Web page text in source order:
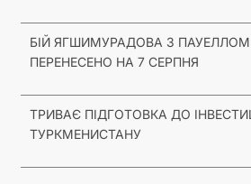
БІЙ ЯГШИМУРАДОВА З ПАУЕЛЛОМ
ПЕРЕНЕСЕНО НА 7 СЕРПНЯ
ТРИВАЄ ПІДГОТОВКА ДО
ТУРКМЕНИСТАНУ